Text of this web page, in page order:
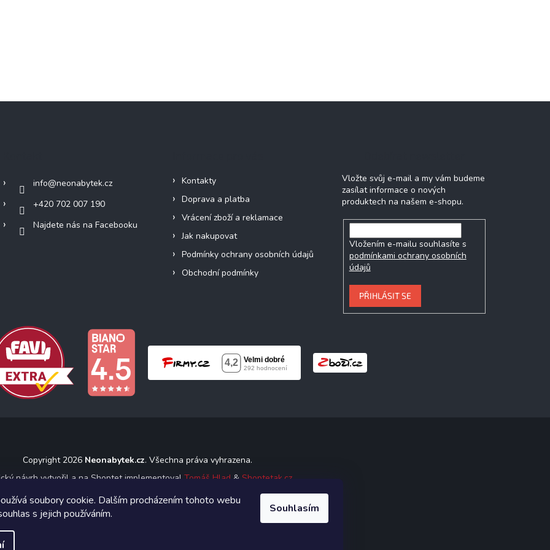
soubory cookie. Dalším procházením tohoto webu
s jejich používáním.
Souhlasím
info@neonabytek.cz
+420 702 007 190
Najdete nás na Facebooku
Kontakty
Doprava a platba
Vrácení zboží a reklamace
Jak nakupovat
Podmínky ochrany osobních údajů
Obchodní podmínky
Vložte svůj e-mail a my vám budeme
zasílat informace o nových
produktech na našem e-shopu.
Vložením e-mailu souhlasíte s
podmínkami ochrany osobních
údajů
PŘIHLÁSIT SE
Copyright 2026 Neonabytek.cz. Všechna práva vyhrazena.
návrh vytvořil a na Shoptet implementoval Tomáš Hlad & Shoptetak.cz.
Vytvořil Shoptet